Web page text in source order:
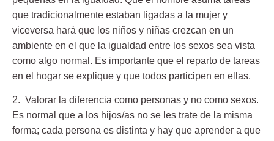
que tradicionalmente estaban ligadas a la mujer y
viceversa hará que los niños y niñas crezcan en un
ambiente en el que la igualdad entre los sexos sea vista
como algo normal. Es importante que el reparto de tareas
en el hogar se explique y que todos participen en ellas.
2. Valorar la diferencia como personas y no como sexos.
Es normal que a los hijos/as no se les trate de la misma
forma; cada persona es distinta y hay que aprender a que